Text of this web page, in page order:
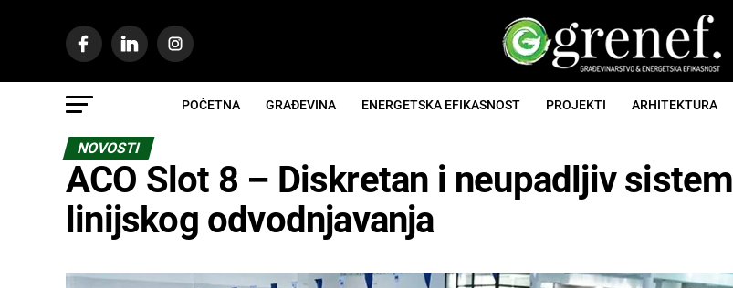
POČETNA GRAĐEVINA ENERGETSKA EFIKASNOST PROJEKTI ARHITEKTURA
NOVOSTI
ACO Slot 8 – Diskretan i neupadljiv sistem
linijskog odvodnjavanja